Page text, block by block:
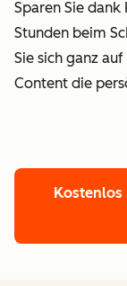
Sparen Sie
Stunden beim
Sie sich ganz
Content die
Kostenlos